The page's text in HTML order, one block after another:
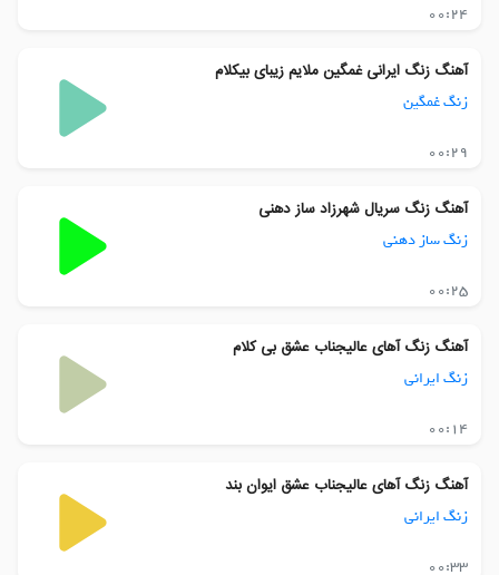
00:24
آهنگ زنگ ایرانی غمگین ملایم زیبای بیکلام
زنگ غمگین
00:29
آهنگ زنگ سریال شهرزاد ساز دهنی
زنگ ساز دهنی
00:25
آهنگ زنگ آهای عالیجناب عشق بی کلام
زنگ ایرانی
00:14
آهنگ زنگ آهای عالیجناب عشق ایوان بند
زنگ ایرانی
00:33